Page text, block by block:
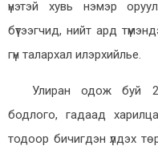
үнэтэй хувь нэмэр
бүтээгчид, нийт ард
гүн талархал илэрхийлье.
Улиран одож буй
бодлого, гадаад
тодоор бичигдэн үлдэх